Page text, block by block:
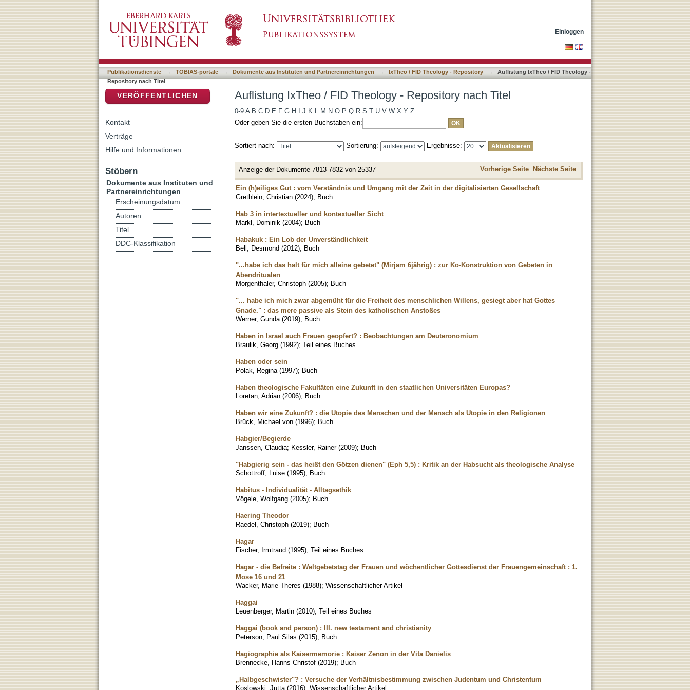
Einloggen
Publikationsdienste → TOBIAS-portale → Dokumente aus Instituten und Partnereinrichtungen → IxTheo / FID Theology - Repository →
Auflistung IxTheo / FID Theology -
Repository nach Titel
Auflistung IxTheo / FID Theology - Repository nach Titel
0-9 A B C D E F G H J K L M N O P Q R S T U V W X Y Z
Oder geben Sie die ersten Buchstaben ein:
Sortiert nach: Sortierung: Ergebnisse:
Anzeige der Dokumente 7813-7832 von 25337 Vorherige Seite Nächste Seite
Ein (h)eiliges Gut : vom Verständnis und Umgang mit der Zeit in der digitalisierten Gesellschaft
Grethlein, Christian (2024); Buch
Hab 3 in intertextueller und kontextueller Sicht
Markl, Dominik (2004); Buch
Habakuk : Ein Lob der Unverständlichkeit
Bell, Desmond (2012); Buch
"...habe ich das halt für mich alleine gebetet" (Mirjam 6jährig) : zur Ko-Konstruktion von Gebeten in
Abendritualen
Morgenthaler, Christoph (2005); Buch
"... habe ich mich zwar abgemüht für die Freiheit des menschlichen Willens, gesiegt aber hat Gottes
Gnade." : das mere passive als Stein des katholischen Anstoßes
Werner, Gunda (2019); Buch
Haben in Israel auch Frauen geopfert? : Beobachtungen am Deuteronomium
Braulik, Georg (1992); Teil eines Buches
Haben oder sein
Polak, Regina (1997); Buch
Haben theologische Fakultäten eine Zukunft in den staatlichen Universitäten Europas?
Loretan, Adrian (2006); Buch
Haben wir eine Zukunft? : die Utopie des Menschen und der Mensch als Utopie in den Religionen
Brück, Michael von (1996); Buch
Habgier/Begierde
Janssen, Claudia; Kessler, Rainer (2009); Buch
"Habgierig sein - das heißt den Götzen dienen" (Eph 5,5) : Kritik an der Habsucht als theologische Analyse
Schottroff, Luise (1995); Buch
Habitus - Individualität - Alltagsethik
Vögele, Wolfgang (2005); Buch
Haering Theodor
Raedel, Christoph (2019); Buch
Hagar
Fischer, Irmtraud (1995); Teil eines Buches
Hagar - die Befreite : Weltgebetstag der Frauen und wöchentlicher Gottesdienst der Frauengemeinschaft : 1.
Mose 16 und 21
Wacker, Marie-Theres (1988); Wissenschaftlicher Artikel
Haggai
Leuenberger, Martin (2010); Teil eines Buches
Haggai (book and person) : III. new testament and christianity
Peterson, Paul Silas (2015); Buch
Hagiographie als Kaisermemorie : Kaiser Zenon in der Vita Danielis
Brennecke, Hanns Christof (2019); Buch
„Halbgeschwister"? : Versuche der Verhältnisbestimmung zwischen Judentum und Christentum
Koslowski, Jutta (2016); Wissenschaftlicher Artikel
VERÖFFENTLICHEN
Kontakt
Verträge
Hilfe und Informationen
Stöbern
Dokumente aus Instituten und
Partnereinrichtungen
Erscheinungsdatum
Autoren
Titel
DDC-Klassifikation